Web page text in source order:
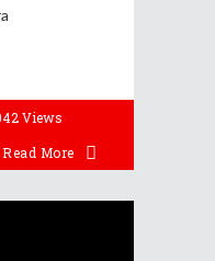
Views
Read More